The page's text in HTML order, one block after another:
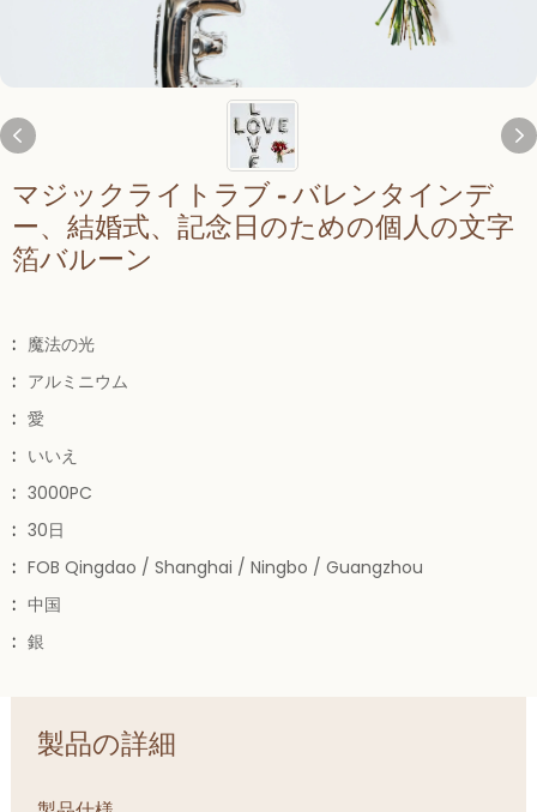
マジックライトラブ - バレンタインデ
ー、結婚式、記念日のための個人の文字
箔バルーン
: 魔法の光
: アルミニウム
: 愛
: いいえ
: 3000PC
: 30日
: FOB Qingdao / Shanghai / Ningbo / Guangzhou
: 中国
: 銀
製品の詳細